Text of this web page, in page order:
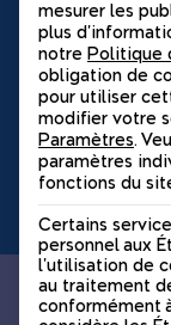
France
Retrouvez ici
territoire. Vous
chez vous.
Prochain
mesurer les
plus
notre Politique
obligation de
pour utiliser
modifier votre
Paramètres.
paramètres
fonctions du
Certains
personnel aux
l'utilisation de
au traitement
conformément